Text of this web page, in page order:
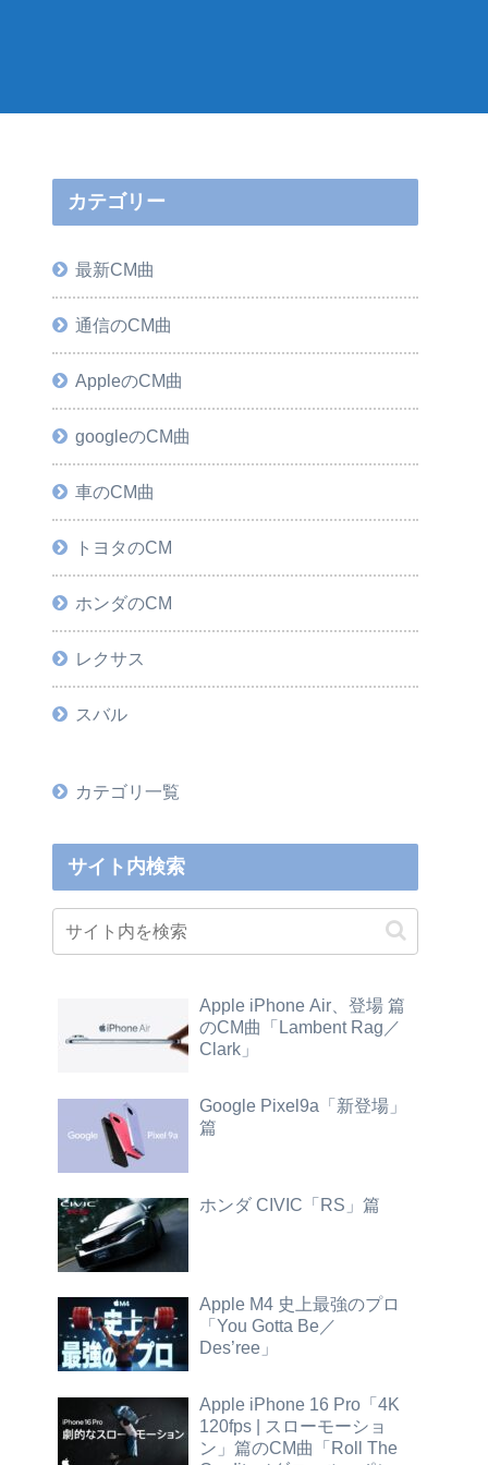
カテゴリー
最新CM曲
通信のCM曲
AppleのCM曲
googleのCM曲
車のCM曲
トヨタのCM
ホンダのCM
レクサス
スバル
カテゴリ一覧
サイト内検索
Apple iPhone Air、登場 篇
のCM曲「Lambent Rag／
Clark」
Google Pixel9a「新登場」
篇
ホンダ CIVIC「RS」篇
Apple M4 史上最強のプロ
「You Gotta Be／
Des’ree」
Apple iPhone 16 Pro「4K
120fps | スローモーショ
ン」篇のCM曲「Roll The